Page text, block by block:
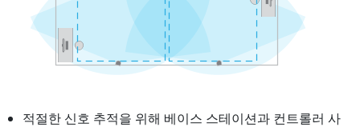
적절한 신호 추적을 위해 베이스 스테이션과 컨트롤러 사